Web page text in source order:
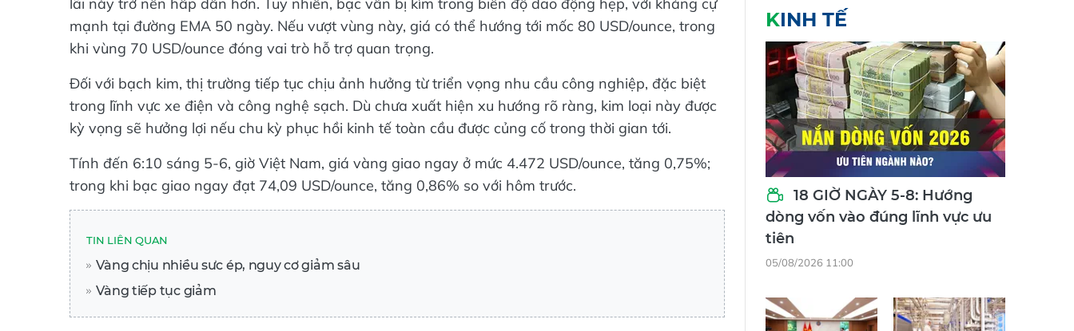
lãi này trở nên hấp dẫn hơn. Tuy nhiên, bạc vẫn bị kìm trong biên độ dao động hẹp, với kháng cự
mạnh tại đường EMA 50 ngày. Nếu vượt vùng này, giá có thể hướng tới mốc 80 USD/ounce, trong
khi vùng 70 USD/ounce đóng vai trò hỗ trợ quan trọng.
Đối với bạch kim, thị trường tiếp tục chịu ảnh hưởng từ triển vọng nhu cầu công nghiệp, đặc biệt
trong lĩnh vực xe điện và công nghệ sạch. Dù chưa xuất hiện xu hướng rõ ràng, kim loại này được
kỳ vọng sẽ hưởng lợi nếu chu kỳ phục hồi kinh tế toàn cầu được củng cố trong thời gian tới.
Tính đến 6:10 sáng 5-6, giờ Việt Nam, giá vàng giao ngay ở mức 4.472 USD/ounce, tăng 0,75%;
trong khi bạc giao ngay đạt 74,09 USD/ounce, tăng 0,86% so với hôm trước.
TIN LIÊN QUAN
Vàng chịu nhiều sưc ép, nguy cơ giảm sâu
Vàng tiếp tục giảm
KINH TẾ
18 GIỜ NGÀY 5-8: Hướng
dòng vốn vào đúng lĩnh vực ưu
tiên
05/08/2026 11:00